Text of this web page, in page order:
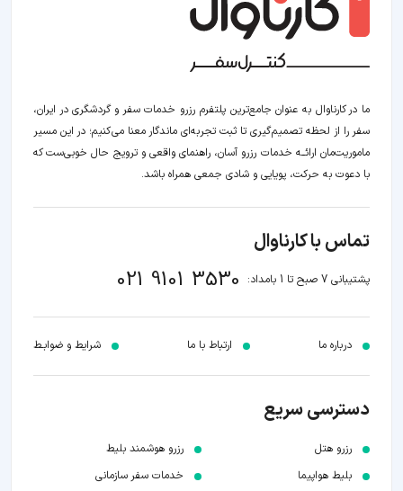
ما در کارناوال به عنوان جامع‌ترین پلتفرم رزرو خدمات سفر و گردشگری در ایران،
سفر را از لحظه‌ تصمیم‌گیری تا ثبت تجربه‌ای ماندگار معنا می‌کنیم؛ در این مسیر‍
ماموریت‌مان اراﺋــﻪ خدمات رزرو آسان، راهنمای واقعی و ترویج حال خوبی‌ست که
با دعوت به حرکت، پویایی و شادی جمعی همراه باشد.
تماس با کارناوال
پشتیبانی 7 صبح تا 1 بامداد: 021 9101 3530
درباره ما ارتباط با ما شرایط و ضوابـط
دسترسی سریع
رزرو هتل
بلیط هواپیما
رزرو هوشمند بلیط
خدمات سفر سازمانی